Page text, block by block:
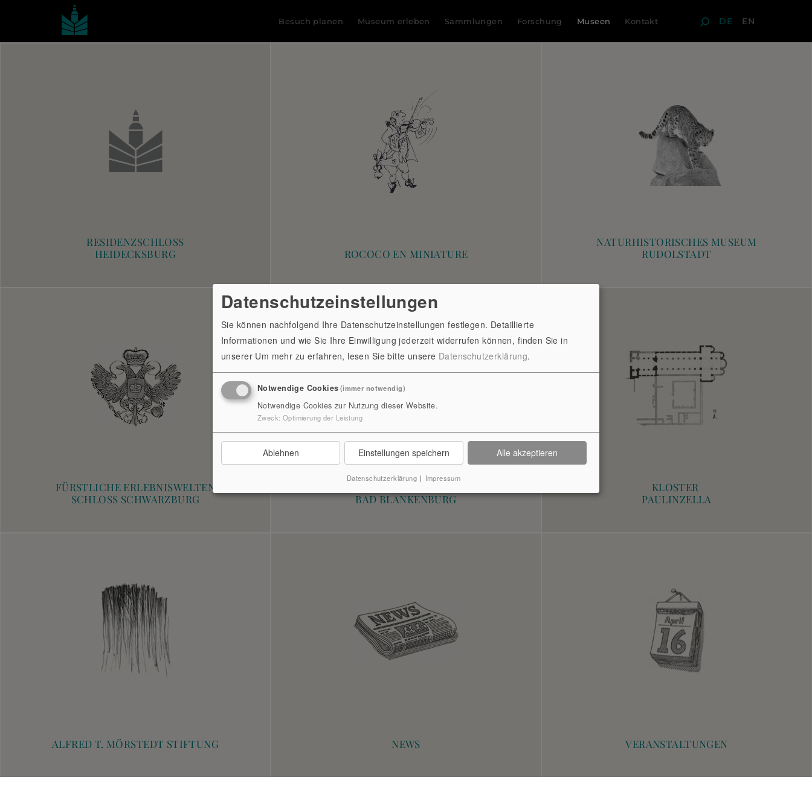
DE EN
Besuch planen Museum erleben Sammlungen Forschung Museen Kontakt
RESIDENZSCHLOSS
HEIDECKSBURG
ROCOCO EN MINIATURE
NATURHISTORISCHES MUSEUM
RUDOLSTADT
FÜRSTLICHE ERLEBNISWELTEN
SCHLOSS SCHWARZBURG
FRIEDRICH-FRÖBEL-MUSEUM
BAD BLANKENBURG
KLOSTER
PAULINZELLA
ALFRED T. MÖRSTEDT STIFTUNG NEWS VERANSTALTUNGEN
Datenschutzeinstellungen
Sie können nachfolgend Ihre Datenschutzeinstellungen festlegen. Detaillierte
Informationen und wie Sie Ihre Einwilligung jederzeit widerrufen können, finden Sie in
unserer Um mehr zu erfahren, lesen Sie bitte unsere Datenschutzerklärung.
Notwendige Cookies(immer notwendig)
Notwendige Cookies zur Nutzung dieser Website.
Zweck: Optimierung der Leistung
Ablehnen Einstellungen speichern Alle akzeptieren
Datenschutzerklärung | Impressum